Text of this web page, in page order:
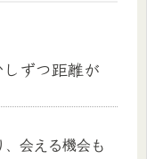
ずつ距離が
会える機会も